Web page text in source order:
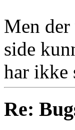
Men
side
har ikke
Re: